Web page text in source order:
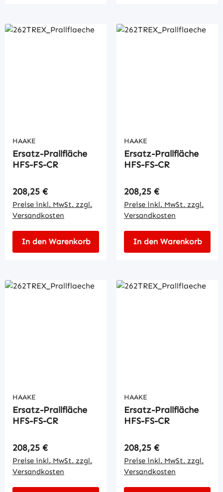
HAAKE
Ersatz-Prallfläche
HFS-FS-CR
Regulärer Preis:
208,25 €
Preise inkl. MwSt. zzgl.
Versandkosten
In den Warenkorb
HAAKE
Ersatz-Prallfläche
HFS-FS-CR
Regulärer Preis:
208,25 €
Preise inkl. MwSt. zzgl.
Versandkosten
In den Warenkorb
HAAKE
Ersatz-Prallfläche
HFS-FS-CR
Regulärer Preis:
208,25 €
Preise inkl. MwSt. zzgl.
Versandkosten
HAAKE
Ersatz-Prallfläche
HFS-FS-CR
Regulärer Preis:
208,25 €
Preise inkl. MwSt. zzgl.
Versandkosten